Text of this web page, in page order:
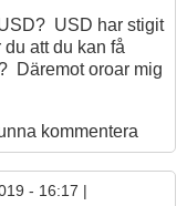
USD har stigit
att du kan få
Däremot oroar mig
kommentera
- 16:17 |